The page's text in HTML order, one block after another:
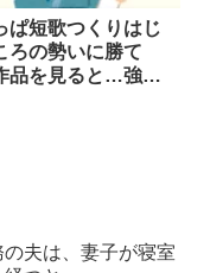
ぱ短歌つくりはじ
ろの勢いに勝て
品を見ると…強
の夫は、妻子が寝室